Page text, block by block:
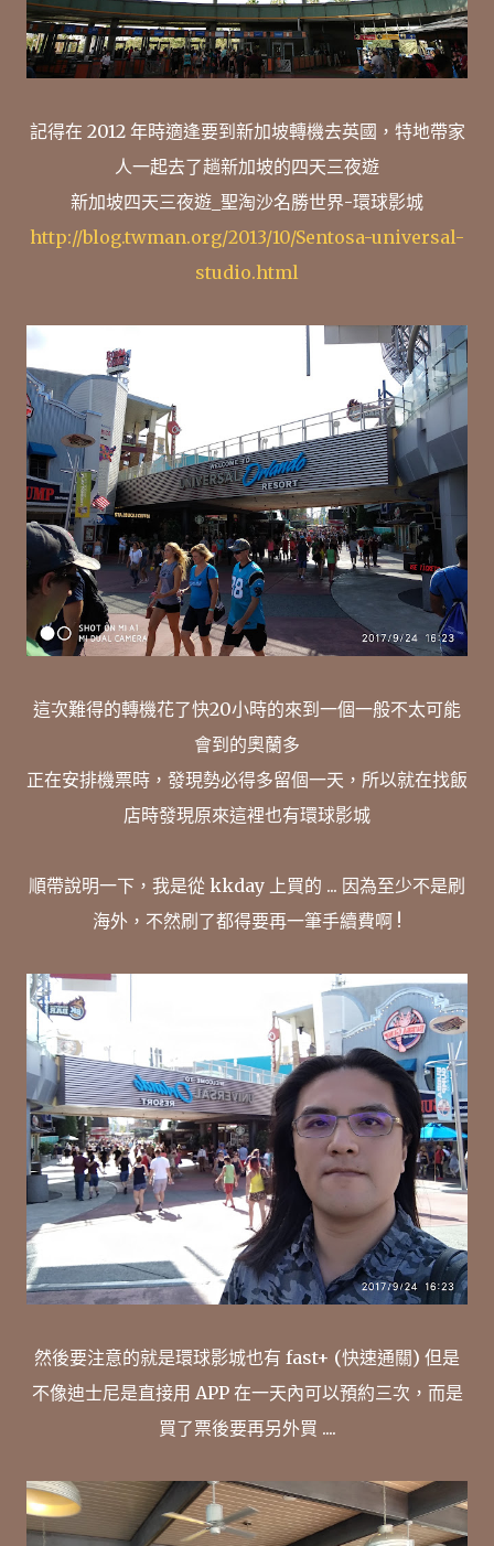
記得在 2012 年時適逢要到新加坡轉機去英國，特地帶家
人一起去了趟新加坡的四天三夜遊
新加坡四天三夜遊_聖淘沙名勝世界-環球影城
http://blog.twman.org/2013/10/Sentosa-universal-
studio.html
這次難得的轉機花了快20小時的來到一個一般不太可能
會到的奧蘭多
正在安排機票時，發現勢必得多留個一天，所以就在找飯
店時發現原來這裡也有環球影城
順帶說明一下，我是從 kkday 上買的 ... 因為至少不是刷
海外，不然刷了都得要再一筆手續費啊 !
然後要注意的就是環球影城也有 fast+ (快速通關) 但是
不像迪士尼是直接用 APP 在一天內可以預約三次，而是
買了票後要再另外買 ....